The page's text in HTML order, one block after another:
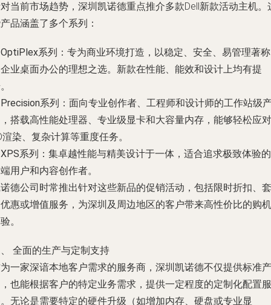
当前市场趋势，深圳凯诺德重点推介多款Dell新款活动主机。
品涵盖了多个系列：
OptiPlex系列 ：专为商业环境打造，以稳定、安全、易管理著
业桌面办公的理想之选。新款在性能、能效和设计上均有提
Precision系列 ：面向专业创作者、工程师和设计师的工作站级
搭载高性能处理器、专业级显卡和大容量内存，能够轻松应对
渲染、复杂计算等重度任务。
XPS系列 ：集卓越性能与精美设计于一体，适合追求极致体验的
用户和内容创作者。
德公司时常推出针对这些新品的促销活动，包括限时折扣、套
惠或增值服务，为深圳及周边地区的客户带来高性价比的购机
。
全面的生产与定制支持
一家深谙本地客户需求的服务商，深圳凯诺德不仅提供标准产
也能根据客户的特定业务需求，提供一定程度的定制化配置服
无论是需要特定的硬件升级（如增加内存、硬盘或专业显